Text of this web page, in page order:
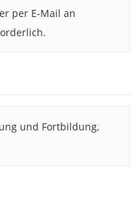
per E-Mail an
und Fortbildung,